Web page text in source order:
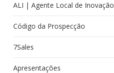
ALI | Agente Local de Inovação
Código da Prospecção
7Sales
Apresentações